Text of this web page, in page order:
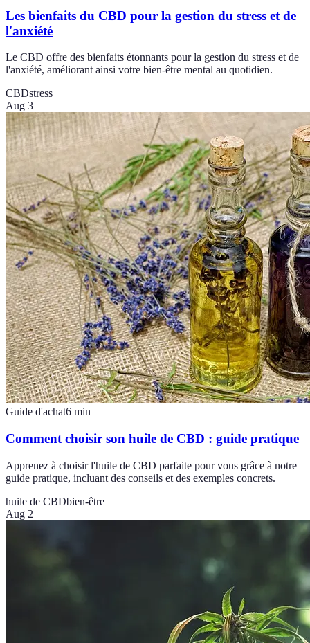
Les bienfaits du CBD pour la gestion du stress et de
l'anxiété
Le CBD offre des bienfaits étonnants pour la gestion du stress et de
l'anxiété, améliorant ainsi votre bien-être mental au quotidien.
CBDstress
Aug 3
Guide d'achat6 min
Comment choisir son huile de CBD : guide pratique
Apprenez à choisir l'huile de CBD parfaite pour vous grâce à notre
guide pratique, incluant des conseils et des exemples concrets.
huile de CBDbien-être
Aug 2